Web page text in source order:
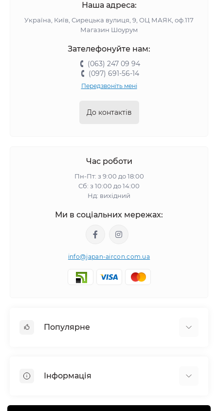
Наша адреса:
Україна, Київ, Сирецька вулиця, 9, ОЦ МАЯК, оф.117
Магазин Шоурум
Зателефонуйте нам:
(063) 247 09 94
(097) 691-56-14
Передзвоніть мені
До контактів
Час роботи
Пн-Пт: з 9:00 до 18:00
Сб: з 10:00 до 14:00
Нд: вихідний
Ми в соціальних мережах:
info@japan-aircon.com.ua
Популярне
Вентиляція
Канальні кондиціонери
Інформація